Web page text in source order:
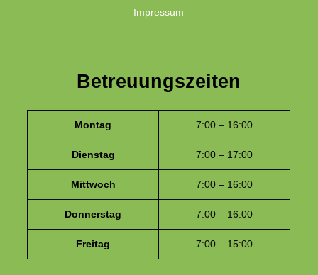
Impressum
Betreuungszeiten
Montag 7:00 – 16:00
Dienstag 7:00 – 17:00
Mittwoch 7:00 – 16:00
Donnerstag 7:00 – 16:00
Freitag 7:00 – 15:00